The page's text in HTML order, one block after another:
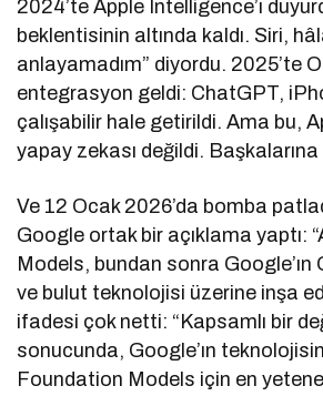
2024’te Apple Intelligence’ı
beklentisinin altında kaldı. Siri,
anlayamadım” diyordu. 2025’te
entegrasyon geldi: ChatGPT,
çalışabilir hale getirildi. Ama bu,
yapay zekası değildi. Başkalarına
Ve 12 Ocak 2026’da bomba
Google ortak bir açıklama yaptı:
Models, bundan sonra Google’ın
ve bulut teknolojisi üzerine inşa
ifadesi çok netti: “Kapsamlı bir
sonucunda, Google’ın
Foundation Models için en